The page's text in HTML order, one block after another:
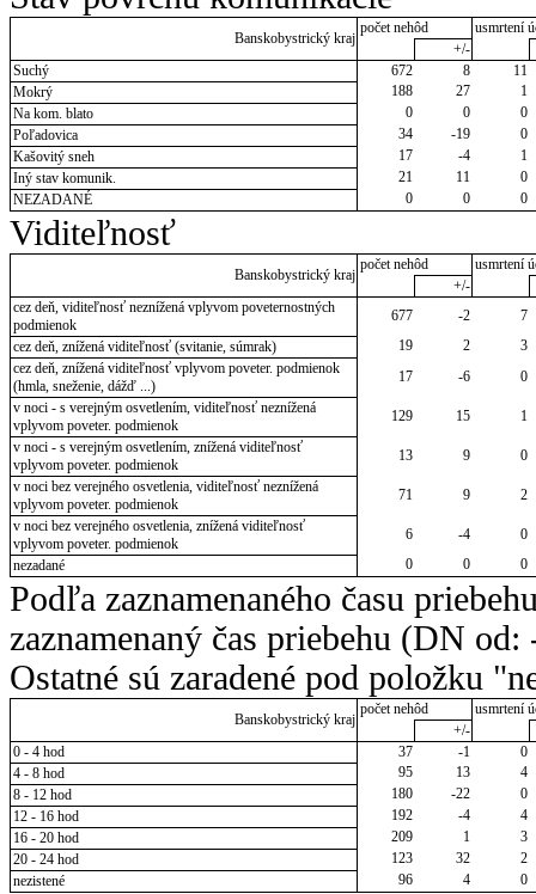
Banskobystrický kraj
počet nehôd
usmrtení
+/-
Suchý
672 8
11
Mokrý
188 27
1
Na kom. blato
0 0
0
Poľadovica
34 -19
0
Kašovitý sneh
17 -4
1
Iný stav komunik.
21 11
0
NEZADANÉ
0 0 0
Viditeľnosť
Banskobystrický kraj
počet nehôd
usmrtení
+/-
cez deň, viditeľnosť neznížená vplyvom poveternostných
podmienok
677 -2
7
cez deň, znížená viditeľnosť (svitanie, súmrak)
19 2
3
cez deň, znížená viditeľnosť vplyvom poveter. podmienok
(hmla, sneženie, dážď ...)
17 -6
0
v noci - s verejným osvetlením, viditeľnosť neznížená
vplyvom poveter. podmienok
129 15
1
v noci - s verejným osvetlením, znížená viditeľnosť
vplyvom poveter. podmienok
13 9
0
v noci bez verejného osvetlenia, viditeľnosť neznížená
vplyvom poveter. podmienok
71 9
2
v noci bez verejného osvetlenia, znížená viditeľnosť
vplyvom poveter. podmienok
6 -4
0
nezadané
0 0 0
Podľa zaznamenaného času
zaznamenaný čas priebehu (DN
Ostatné sú zaradené pod položku
Banskobystrický kraj
počet nehôd
usmrtení
+/-
0 - 4 hod
37 -1
0
4 - 8 hod
95 13
4
8 - 12 hod
180 -22
0
12 - 16 hod
192 -4
4
16 - 20 hod
209 1
3
20 - 24 hod
123 32
2
nezistené
96 4 0